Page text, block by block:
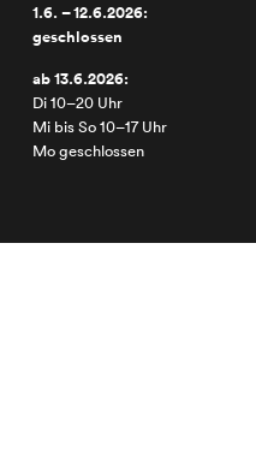
1.6. – 12.6.2026:
geschlossen
ab 13.6.2026:
Di 10–20 Uhr
Mi bis So 10–17 Uhr
Mo geschlossen